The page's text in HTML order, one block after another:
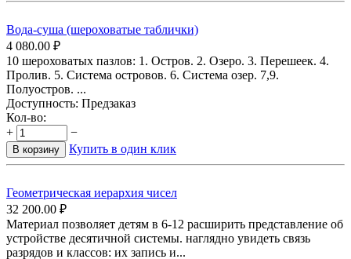
Вода-суша (шероховатые таблички)
4 080.00 ₽
10 шероховатых пазлов: 1. Остров. 2. Озеро. 3. Перешеек. 4.
Пролив. 5. Система островов. 6. Система озер. 7,9.
Полуостров. ...
Доступность: Предзаказ
Кол-во:
+
−
В корзину Купить в один клик
Геометрическая иерархия чисел
32 200.00 ₽
Материал позволяет детям в 6-12 расширить представление об
устройстве десятичной системы. наглядно увидеть связь
разрядов и классов: их запись и...